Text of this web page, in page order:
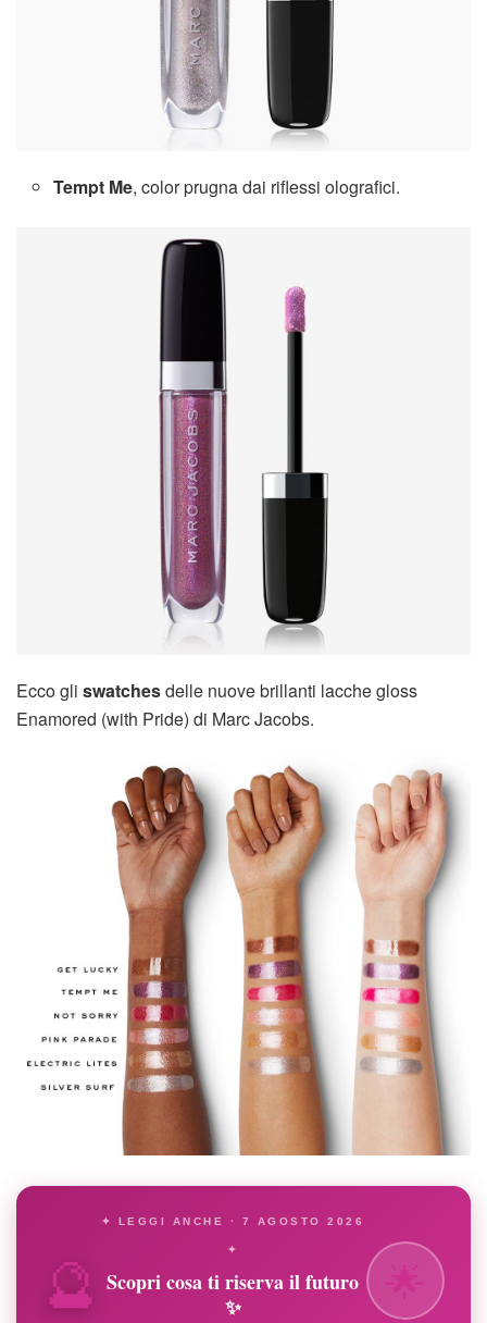
Tempt Me, color prugna dai riflessi olografici.
Ecco gli swatchesdelle nuove brillanti lacche gloss
Enamored (with Pride) di Marc Jacobs.
🔮
✦ LEGGI ANCHE · 7 AGOSTO 2026
✦
Scopri cosa ti riserva il futuro
✨